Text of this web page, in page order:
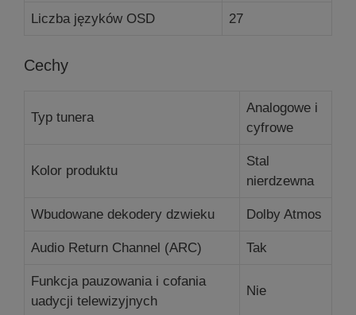
Liczba języków OSD 27
Cechy
Typ tunera
Analogowe i
cyfrowe
Kolor produktu
Stal
nierdzewna
Wbudowane dekodery dzwieku Dolby Atmos
Audio Return Channel (ARC) Tak
Funkcja pauzowania i cofania
uadycji telewizyjnych
Nie